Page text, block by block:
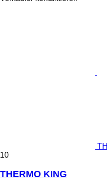
10
THERMO KING